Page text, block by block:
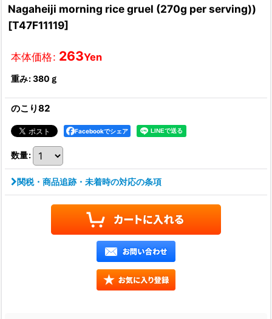
Nagaheiji morning rice gruel (270g per serving))
[T47F11119]
本体価格: 263Yen
重み:380ｇ
のこり82
Facebookでシェア
数量:
関税・商品追跡・未着時の対応の条項